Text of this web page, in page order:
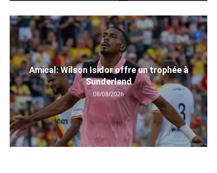
Amical: Wilson Isidor offre un trophée à
Sunderland
08/08/2026